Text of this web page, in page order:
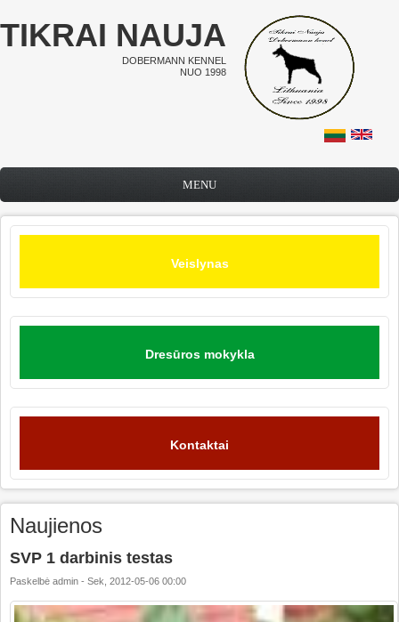
Pereiti į pagrindinį turinį
TIKRAI NAUJA
DOBERMANN KENNEL
NUO 1998
MENU
Veislynas
Dresūros mokykla
Kontaktai
Naujienos
SVP 1 darbinis testas
Paskelbė admin - Sek, 2012-05-06 00:00